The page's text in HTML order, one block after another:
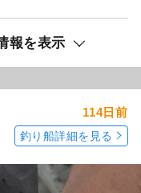
報を表示
114日前
釣り船詳細を見る